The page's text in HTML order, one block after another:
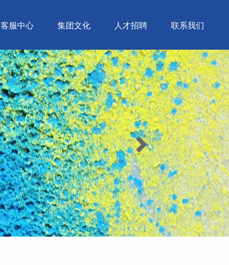
客服中心 集团文化 人才招聘 联系我们